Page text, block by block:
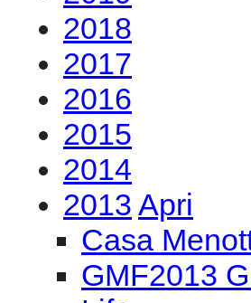
2018
2017
2016
2015
2014
2013 Apri
Casa
GMF2013